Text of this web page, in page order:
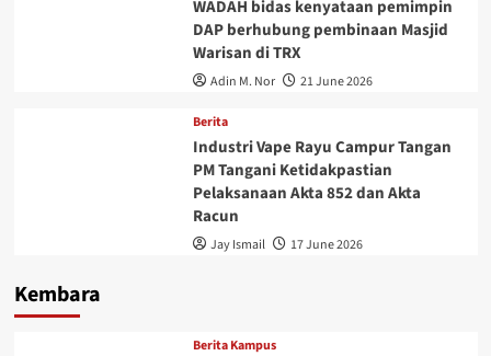
WADAH bidas kenyataan pemimpin
DAP berhubung pembinaan Masjid
Warisan di TRX
Adin M. Nor 21 June 2026
Berita
Industri Vape Rayu Campur Tangan
PM Tangani Ketidakpastian
Pelaksanaan Akta 852 dan Akta
Racun
Jay Ismail 17 June 2026
Kembara
Berita Kampus